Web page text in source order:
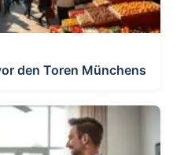
den Toren Münchens